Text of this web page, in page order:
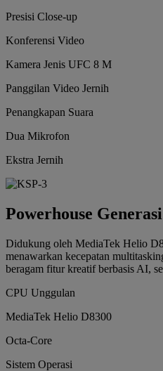
Presisi Close-up
Konferensi Video
Kamera Jenis UFC 8 M
Panggilan Video Jernih
Penangkapan Suara
Dua Mikrofon
Ekstra Jernih
Powerhouse
Didukung oleh MediaTek Helio
menawarkan kecepatan
beragam fitur kreatif berbasis AI,
CPU Unggulan
MediaTek Helio D8300
Octa-Core
Sistem Operasi